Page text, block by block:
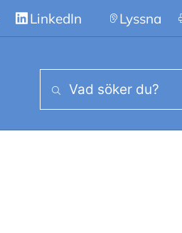
LinkedIn Lyssna